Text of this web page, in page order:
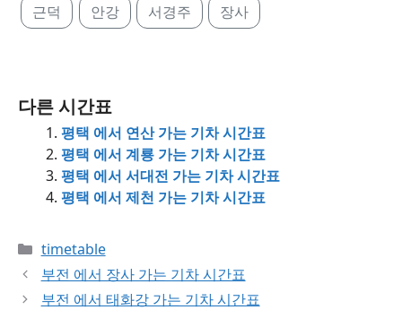
근덕 안강 서경주 장사
다른 시간표
평택 에서 연산 가는 기차 시간표
평택 에서 계룡 가는 기차 시간표
평택 에서 서대전 가는 기차 시간표
평택 에서 제천 가는 기차 시간표
Categories
timetable
부전 에서 장사 가는 기차 시간표
부전 에서 태화강 가는 기차 시간표